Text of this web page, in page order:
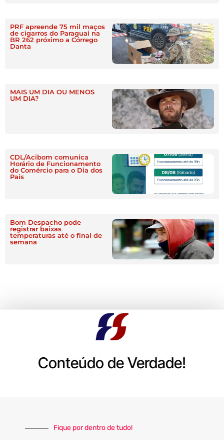
PRF apreende 75 mil maços
de cigarros do Paraguai na
BR 262 próximo a Córrego
Danta
MAIS UM DIA OU MENOS
UM DIA?
CDL/Acibom comunica
Horário de Funcionamento
do Comércio para o Dia dos
Pais
Bom Despacho pode
registrar baixas
temperaturas até o final de
semana
Conteúdo de Verdade!
Fique por dentro de tudo!